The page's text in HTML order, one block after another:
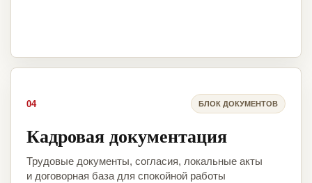
04 БЛОК ДОКУМЕНТОВ
Кадровая документация
Трудовые документы, согласия, локальные акты
и договорная база для спокойной работы